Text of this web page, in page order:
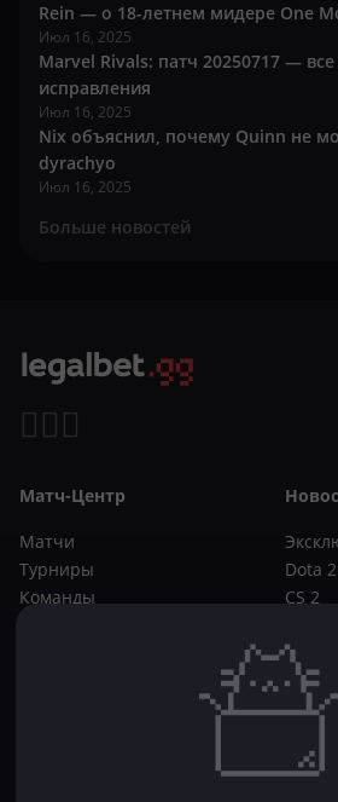
Rein — о 18-летнем мидере One
Июл 16, 2025
Marvel Rivals: патч 20250717 —
исправления
Июл 16, 2025
Nix объяснил, почему Quinn не
dyrachyo
Июл 16, 2025
Больше новостей
Матч-Центр
Матчи
Турниры
Команды
Dota 2
CS 2
CS 2